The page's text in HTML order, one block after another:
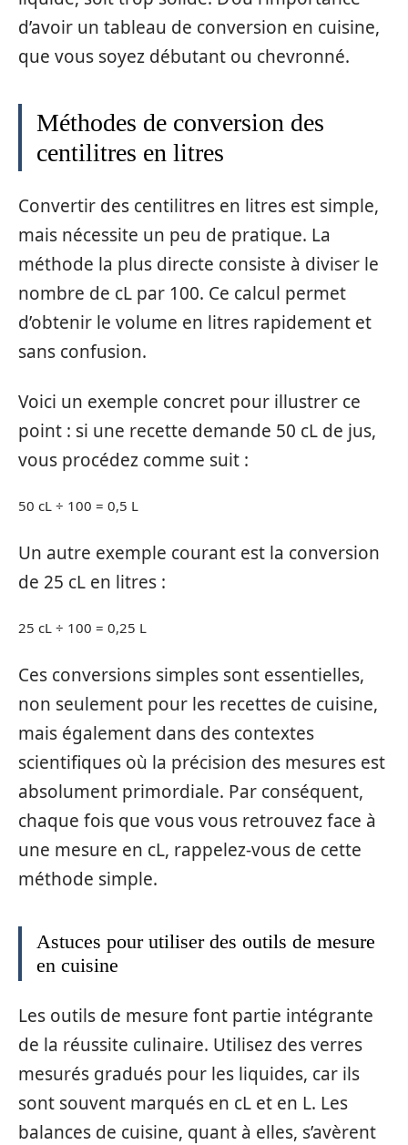
d’avoir un tableau de conversion en cuisine,
que vous soyez débutant ou chevronné.
Méthodes de conversion des
centilitres en litres
Convertir des centilitres en litres est simple,
mais nécessite un peu de pratique. La
méthode la plus directe consiste à diviser le
nombre de cL par 100. Ce calcul permet
d’obtenir le volume en litres rapidement et
sans confusion.
Voici un exemple concret pour illustrer ce
point : si une recette demande 50 cL de jus,
vous procédez comme suit :
50 cL ÷ 100 = 0,5 L
Un autre exemple courant est la conversion
de 25 cL en litres :
25 cL ÷ 100 = 0,25 L
Ces conversions simples sont essentielles,
non seulement pour les recettes de cuisine,
mais également dans des contextes
scientifiques où la précision des mesures est
absolument primordiale. Par conséquent,
chaque fois que vous vous retrouvez face à
une mesure en cL, rappelez-vous de cette
méthode simple.
Astuces pour utiliser des outils de mesure
en cuisine
Les outils de mesure font partie intégrante
de la réussite culinaire. Utilisez des verres
mesurés gradués pour les liquides, car ils
sont souvent marqués en cL et en L. Les
balances de cuisine, quant à elles, s’avèrent